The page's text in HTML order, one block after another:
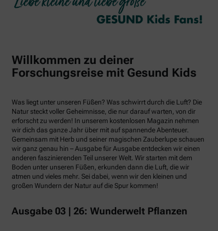
Willkommen zu deiner
Forschungsreise mit Gesund Kids
Was liegt unter unseren Füßen? Was schwirrt durch die Luft? Die
Natur steckt voller Geheimnisse, die nur darauf warten, von dir
erforscht zu werden! In unserem kostenlosen Magazin nehmen
wir dich das ganze Jahr über mit auf spannende Abenteuer.
Gemeinsam mit Herb und seiner magischen Zauberlupe schauen
wir ganz genau hin – Ausgabe für Ausgabe entdecken wir einen
anderen faszinierenden Teil unserer Welt. Wir starten mit dem
Boden unter unseren Füßen, erkunden dann die Luft, die wir
atmen und vieles mehr. Sei dabei, wenn wir den kleinen und
großen Wundern der Natur auf die Spur kommen!
Ausgabe 03 | 26: Wunderwelt Pflanzen